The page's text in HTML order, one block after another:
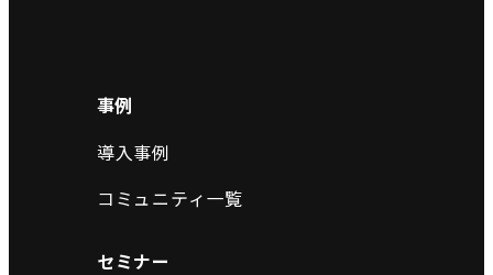
事例
導入事例
コミュニティ一覧
セミナー